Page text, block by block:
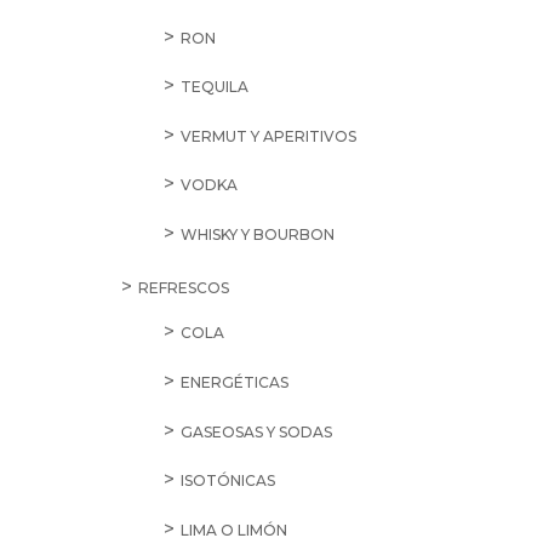
RON
TEQUILA
VERMUT Y APERITIVOS
VODKA
WHISKY Y BOURBON
REFRESCOS
COLA
ENERGÉTICAS
GASEOSAS Y SODAS
ISOTÓNICAS
LIMA O LIMÓN